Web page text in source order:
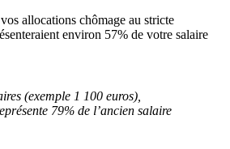
allocations chômage au stricte
environ 57% de votre salaire
(exemple 1 100 euros),
79% de l’ancien salaire